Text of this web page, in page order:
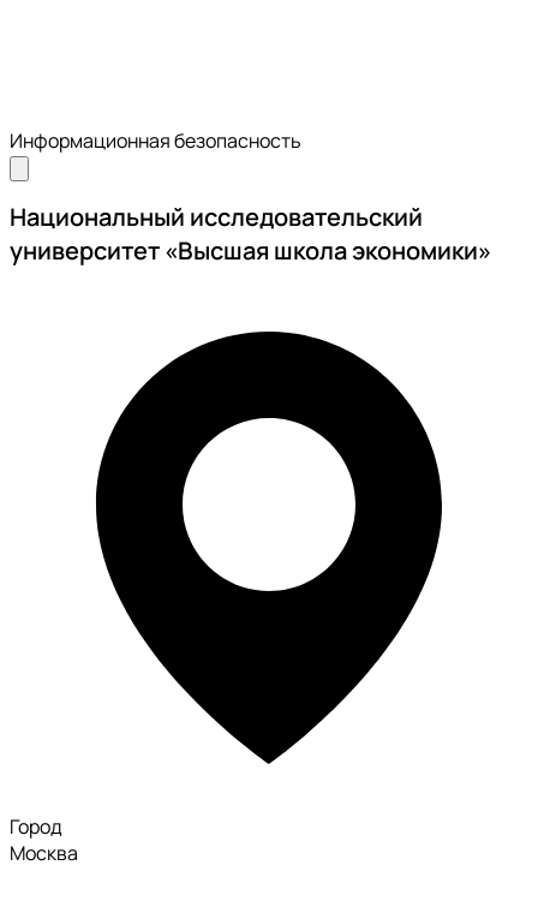
Информационная безопасность
Национальный исследовательский
университет «Высшая школа экономики»
Город
Москва